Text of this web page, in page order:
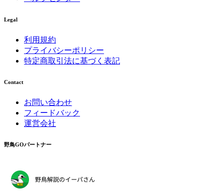
Legal
利用規約
プライバシーポリシー
特定商取引法に基づく表記
Contact
お問い合わせ
フィードバック
運営会社
野鳥GOパートナー